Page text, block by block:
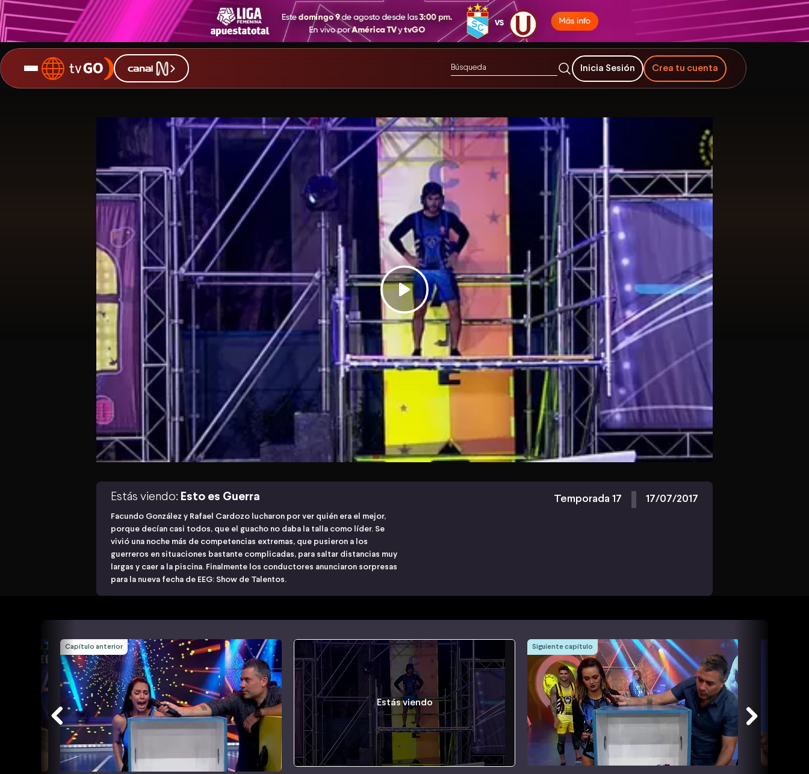
Inicia Sesión Crea tu cuenta
Estás viendo: Esto es Guerra
Facundo González y Rafael Cardozo lucharon por ver quién era el mejor,
porque decían casi todos, que el guacho no daba la talla como líder. Se
vivió una noche más de competencias extremas, que pusieron a los
guerreros en situaciones bastante complicadas, para saltar distancias muy
largas y caer a la piscina. Finalmente los conductores anunciaron sorpresas
para la nueva fecha de EEG: Show de Talentos.
Temporada 17 17/07/2017
Capítulo anterior
Estás viendo
Siguiente capítulo